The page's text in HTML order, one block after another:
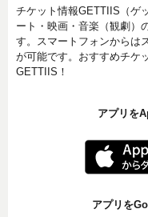
チケット情報GETTIIS（ゲ
ート・映画・音楽（観劇）
す。スマートフォンからは
が可能です。おすすめチケ
GETTIIS！
アプリを
アプリを